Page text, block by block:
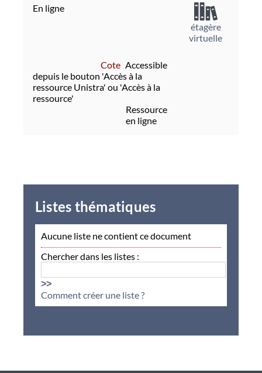
En ligne
Cote Accessible
depuis le bouton 'Accès à la
ressource Unistra' ou 'Accès à la
ressource'
Ressource
en ligne
étagère
virtuelle
Listes thématiques
Aucune liste ne contient ce document
Chercher dans les listes :
>>
Comment créer une liste ?